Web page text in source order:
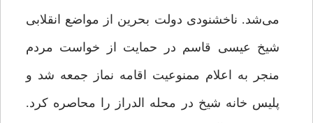
می‌شد. ناخشنودی دولت بحرین از مواضع انقلابی
شیخ عیسی قاسم در حمایت از خواست مردم
منجر به اعلام ممنوعیت اقامه نماز جمعه شد و
پلیس خانه شیخ در محله الدراز را محاصره کرد.